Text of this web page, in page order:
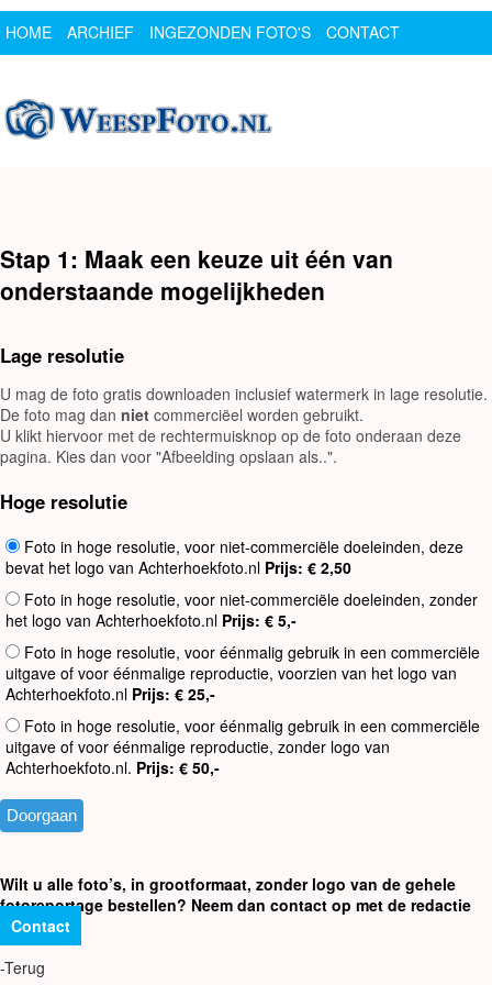
HOME ARCHIEF INGEZONDEN FOTO'S
CONTACT
Stap 1: Maak een keuze uit één van
onderstaande mogelijkheden
Lage resolutie
U mag de foto gratis downloaden inclusief watermerk in lage resolutie.
De foto mag dan niet commerciëel worden gebruikt.
U klikt hiervoor met de rechtermuisknop op de foto onderaan deze
pagina. Kies dan voor "Afbeelding opslaan als..".
Hoge resolutie
Foto in hoge resolutie, voor niet-commerciële doeleinden, deze
bevat het logo van Achterhoekfoto.nl Prijs: € 2,50
Foto in hoge resolutie, voor niet-commerciële doeleinden, zonder
het logo van Achterhoekfoto.nl Prijs: € 5,-
Foto in hoge resolutie, voor éénmalig gebruik in een commerciële
uitgave of voor éénmalige reproductie, voorzien van het logo van
Achterhoekfoto.nl Prijs: € 25,-
Foto in hoge resolutie, voor éénmalig gebruik in een commerciële
uitgave of voor éénmalige reproductie, zonder logo van
Achterhoekfoto.nl. Prijs: € 50,-
Wilt u alle foto’s, in grootformaat, zonder logo van de gehele
fotoreportage bestellen? Neem dan contact op met de redactie
Contact
-Terug